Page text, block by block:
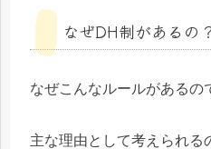
なぜDH制があるの
なぜこんなルールがあるの
主な理由として考えられる